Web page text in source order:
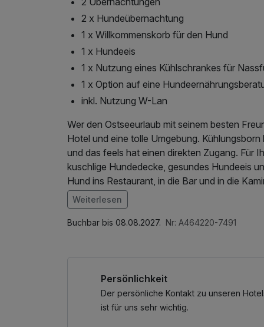
2 x Hundeübernachtung
1 x Willkommenskorb für den Hund
1 x Hundeeis
1 x Nutzung eines Kühlschrankes für
1 x Option auf eine
inkl. Nutzung W-Lan
Wer den Ostseeurlaub mit seinem besten
Hotel und eine tolle Umgebung.
und das feels hat einen direkten Zugang. Für
kuschlige Hundedecke, gesundes Hundeeis
Hund ins Restaurant, in die Bar und in die
der Platz am Kamin und wird mit zehn
Weiterlesen
Buchbar bis 08.08.2027. Nr: A464220-7491
Persönlichkeit
Der persönliche Kontakt zu unseren
ist für uns sehr wichtig.